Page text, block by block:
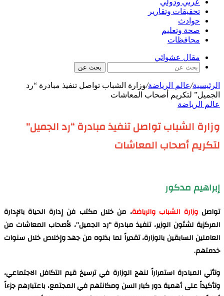
عربي ودولي
تحقيقات وتقارير
حوادث
صحة وتعليم
محافظات
مقال عشوائي
بحث عن
الرئيسية/عالم الرياضة/وزارة الشباب تواصل تنفيذ مبادرة “رد
الجميل” لتكريم أصحاب المعاشات
عالم الرياضة
وزارة الشباب تواصل تنفيذ مبادرة “رد الجميل”
لتكريم أصحاب المعاشات
إبراهيم مدكور
تواصلوزارة الشباب والرياضة، من خلال مكتب فن إدارة الحياة بالإدارة
المركزية لشئون الوزير، تنفيذ مبادرة “رد الجميل”، لأصحاب المعاشات من
العاملين السابقين بالوزارة، تقديراً لما بذلوه من جهد وإخلاص خلال سنوات
خدمتهم.
وتأتي المبادرة استمراراً لنهج الوزارة في ترسيخ قيم التكافل الاجتماعي،
وتأكيداً على أهمية دور كبار السن ومكانتهم في المجتمع، باعتبارهم جزءاً